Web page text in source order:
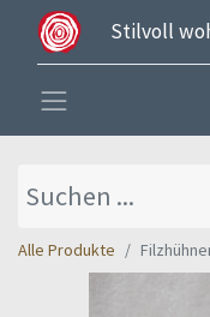
Stilvoll
Alle Produkte